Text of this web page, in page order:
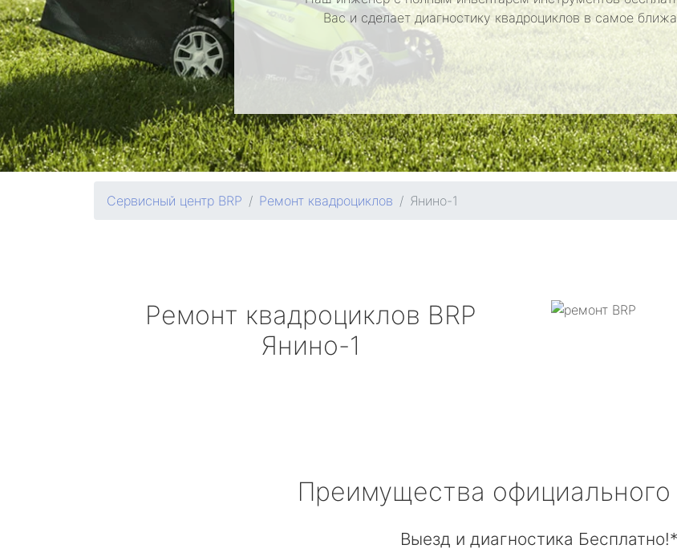
Вас и сделает диагностику квадроциклов в самое
Сервисный центр BRP Ремонт квадроциклов Янино-1
Ремонт квадроциклов BRP
Янино-1
Преимущества официального
Выезд и диагностика Бесплатно!*